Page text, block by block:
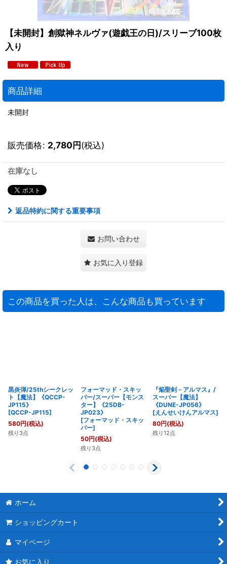
【未開封】創獄神ネルヴァ(遊戯王の日)/スリーブ100枚
入り
商品詳細
未開封
販売価格: 2,780円(税込)
在庫なし
返品特約に関する重要事項
お問い合わせ
お気に入り登録
この商品を買った人は、こんな商品も買っています
黒炎弾/25thシークレッ
ト【魔法】《QCCP-
JP115》
[QCCP-JP115]
580円(税込)
残り3点
フォーマッド・スキッ
パー/スーパー【モンス
ター】《25DB-
JP023》
[フォーマッド・スキッ
パー]
50円(税込)
残り3点
『焔聖剣－アルマス』/
スーパー【魔法】
《DUNE-JP056》
[えんせいけんアルマス]
80円(税込)
残り12点
ホーム
ショッピングカート
マイページ
お気に入り